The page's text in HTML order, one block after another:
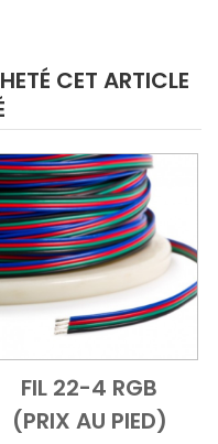
CET ARTICLE
Add to Cart
Vue
FIL 22-4 RGB
(PRIX AU PIED)